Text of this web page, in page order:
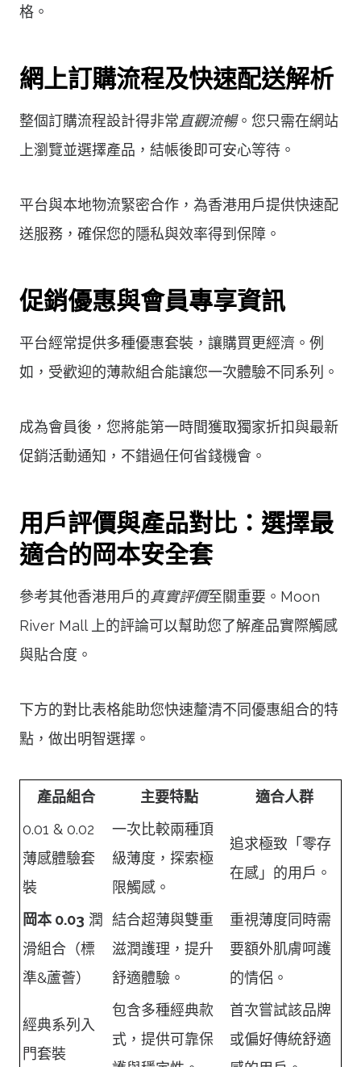
格。
網上訂購流程及快速配送解析
整個訂購流程設計得非常直觀流暢。您只需在網站
上瀏覽並選擇產品，結帳後即可安心等待。
平台與本地物流緊密合作，為香港用戶提供快速配
送服務，確保您的隱私與效率得到保障。
促銷優惠與會員專享資訊
平台經常提供多種優惠套裝，讓購買更經濟。例
如，受歡迎的薄款組合能讓您一次體驗不同系列。
成為會員後，您將能第一時間獲取獨家折扣與最新
促銷活動通知，不錯過任何省錢機會。
用戶評價與產品對比：選擇最
適合的岡本安全套
參考其他香港用戶的真實評價至關重要。Moon
River Mall 上的評論可以幫助您了解產品實際觸感
與貼合度。
下方的對比表格能助您快速釐清不同優惠組合的特
點，做出明智選擇。
產品組合 主要特點
適合人群
0.01 & 0.02
薄感體驗套
裝
一次比較兩種頂
級薄度，探索極
限觸感。
追求極致「零存
在感」的用戶。
岡本 0.03 潤
滑組合（標
準&蘆薈）
結合超薄與雙重
滋潤護理，提升
舒適體驗。
重視薄度同時需
要額外肌膚呵護
的情侶。
經典系列入
門套裝
包含多種經典款
式，提供可靠保
首次嘗試該品牌
或偏好傳統舒適